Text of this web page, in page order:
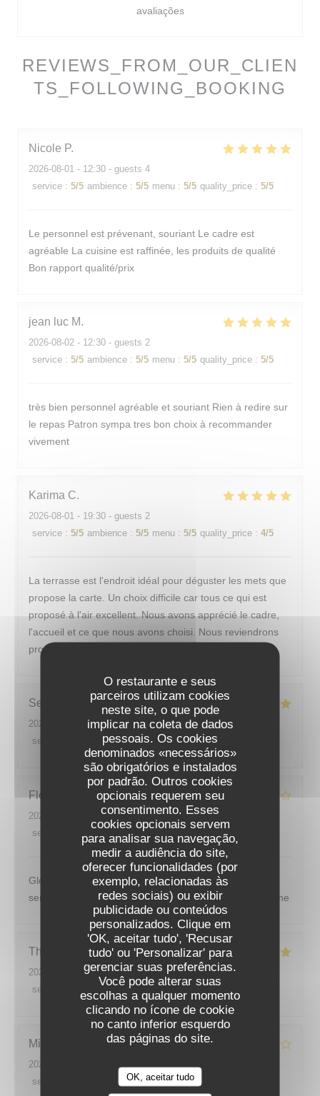
O restaurante e seus
parceiros utilizam cookies
neste site, o que pode
implicar na coleta de dados
pessoais. Os cookies
denominados «necessários»
são obrigatórios e instalados
por padrão. Outros cookies
opcionais requerem seu
consentimento. Esses
cookies opcionais servem
para analisar sua navegação,
medir a audiência do site,
oferecer funcionalidades (por
exemplo, relacionadas às
redes sociais) ou exibir
publicidade ou conteúdos
personalizados. Clique em
'OK, aceitar tudo', 'Recusar
tudo' ou 'Personalizar' para
gerenciar suas preferências.
Você pode alterar suas
escolhas a qualquer momento
clicando no ícone de cookie
no canto inferior esquerdo
das páginas do site.
OK, aceitar tudo
REVIEWS_FROM_OUR_CLIEN
TS_FOLLOWING_BOOKING
Nicole P
2026-08-01 - 12:30 - guests 4
service : 5/5 ambience : 5/5 menu : 5/5 quality_price : 5/5
Le personnel est prévenant, souriant Le cadre est
agréable La cuisine est raffinée, les produits de qualité
Bon rapport qualité/prix
jean luc M
2026-08-02 - 12:30 - guests 2
service : 5/5 ambience : 5/5 menu : 5/5 quality_price : 5/5
très bien personnel agréable et souriant Rien à redire sur
le repas Patron sympa tres bon choix à recommander
vivement
Karima C
2026-08-01 - 19:30 - guests 2
service : 5/5 ambience : 5/5 menu : 5/5 quality_price : 4/5
La terrasse est l'endroit idéal pour déguster les mets que
propose la carte. Un choix difficile car tous ce qui est
proposé à l'air excellent. Nous avons apprécié le cadre,
l'accueil et ce que nous avons choisi. Nous reviendrons
prochainement.
Sebastien M
2026-07-31
- 20:30 - guests 2
service
ambience: 5/5 menu : 4/5 quality_price
Floréal
2026-07-31
- 19:45 - guests 2
service
: /5 quality_price
Globalement un bon repas avec également un bon
service tout cela dans un jolie cadre avec vue sur la seine
Thomas
2026-08-01
- 12:45 - guests 4
service
ambience : menu quality_price
Michel
2026-07-25
- 12:30 - guests 2
service
ambience: 4/5 menu : 4/5 quality_price
avaliações